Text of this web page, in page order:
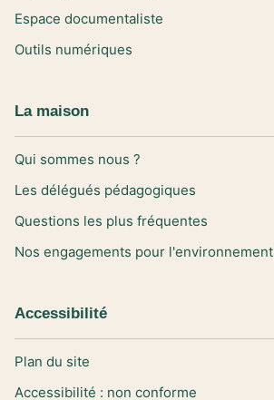
Espace documentaliste
Outils numériques
La maison
Qui sommes nous ?
Les délégués pédagogiques
Questions les plus fréquentes
Nos engagements pour l'environnement
Accessibilité
Plan du site
Accessibilité : non conforme